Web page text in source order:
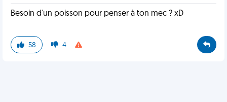
Besoin d'un poisson pour penser à ton mec ? xD
58 4